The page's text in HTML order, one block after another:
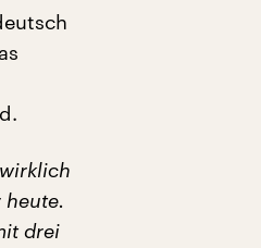
heute.
drei